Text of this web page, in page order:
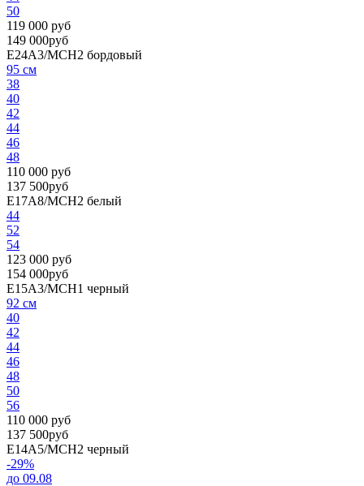
50
119 000 руб
149 000руб
E24A3/MCH2 бордовый
95 см
38
40
42
44
46
48
110 000 руб
137 500руб
E17A8/MCH2 белый
44
52
54
123 000 руб
154 000руб
E15A3/MCH1 черный
92 см
40
42
44
46
48
50
56
110 000 руб
137 500руб
E14A5/MCH2 черный
-29%
до 09.08